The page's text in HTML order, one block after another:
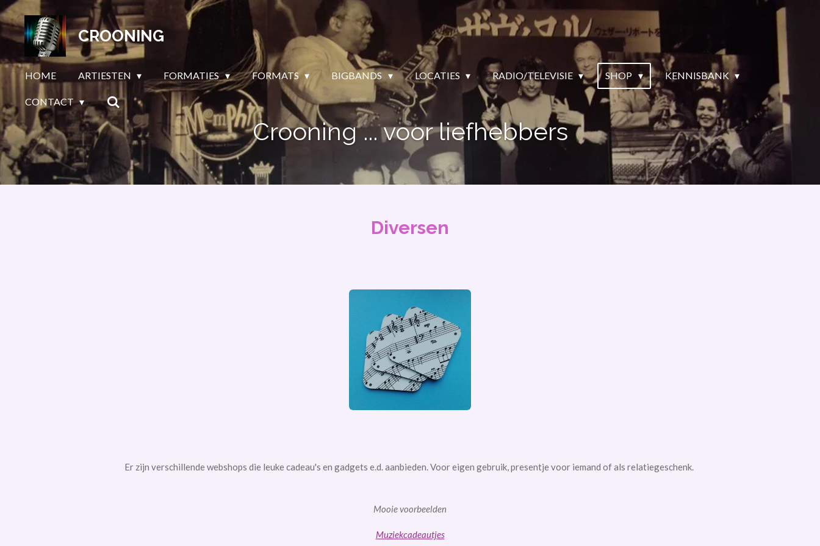
Ga
direct
naar
de
hoofdinhoud
CROONING
HOME ARTIESTEN FORMATIES FORMATS BIGBANDS LOCATIES RADIO/TELEVISIE SHOP KENNISBANK
CONTACT
Crooning ... voor liefhebbers
Diversen
Er zijn verschillende webshops die leuke cadeau's en gadgets e.d. aanbieden. Voor eigen gebruik, presentje voor iemand of als relatiegeschenk.
Mooie voorbeelden
Muziekcadeautjes